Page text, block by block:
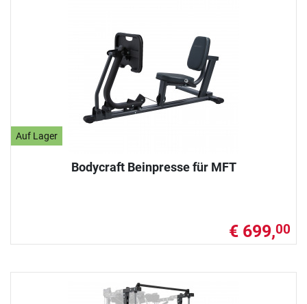
Auf Lager
Bodycraft Beinpresse für MFT
€ 699,00